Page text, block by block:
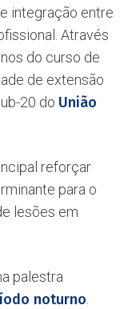
integração entre
Através
do curso de
de extensão
20 do União
reforçar
para o
lesões em
palestra
noturno